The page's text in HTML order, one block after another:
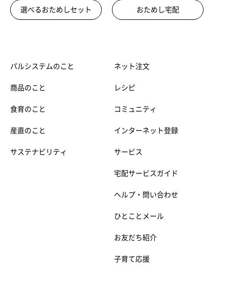
選べるおためしセット おためし宅配
パルシステムのこと
商品のこと
食育のこと
産直のこと
サステナビリティ
ネット注文
レシピ
コミュニティ
インターネット登録
サービス
宅配サービスガイド
ヘルプ・問い合わせ
ひとことメール
お友だち紹介
子育て応援